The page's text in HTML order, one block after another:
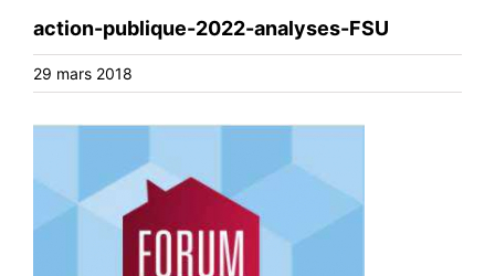
action-publique-2022-analyses-FSU
29 mars 2018